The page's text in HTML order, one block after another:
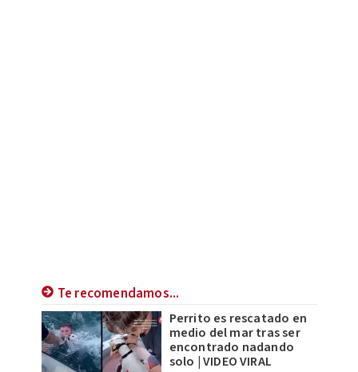
Te recomendamos...
Perrito es rescatado en
medio del mar tras ser
encontrado nadando
solo | VIDEO VIRAL